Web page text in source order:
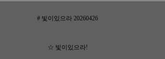
# 빛이있으라 20260426
☆ 빛이있으라!